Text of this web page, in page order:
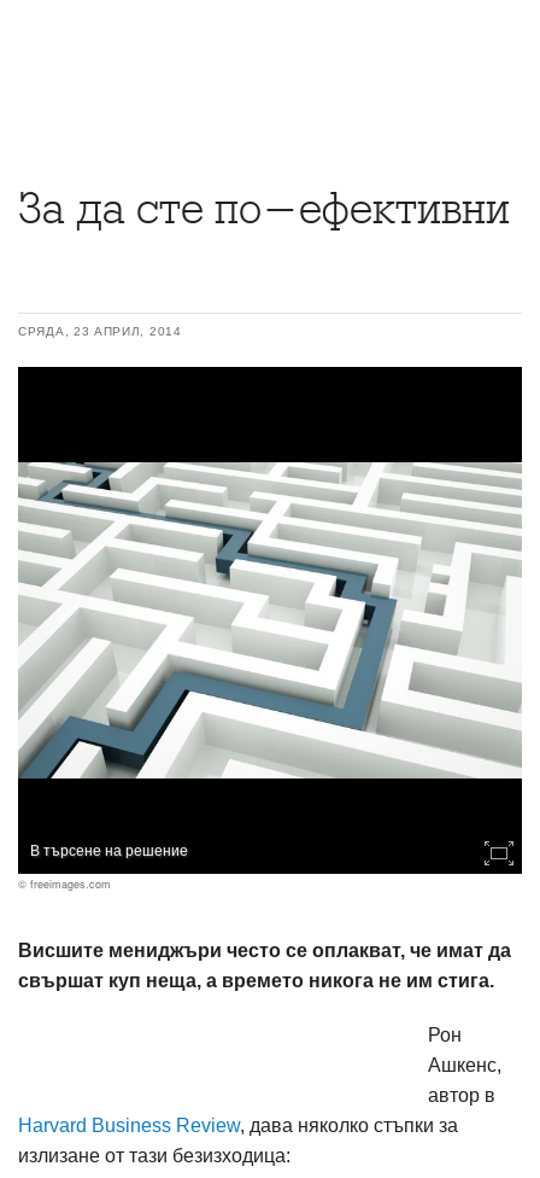
За да сте по-ефективни
СРЯДА, 23 АПРИЛ, 2014
В търсене на решение
© freeimages.com
Висшите мениджъри често се оплакват, че имат да
свършат куп неща, а времето никога не им стига.
Рон
Ашкенс,
автор в
Harvard Business Review, дава няколко стъпки за
излизане от тази безизходица: